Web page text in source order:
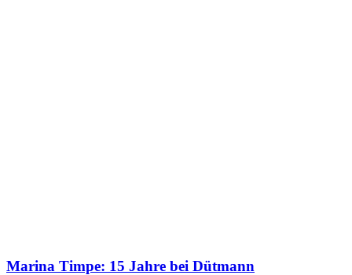
Marina Timpe: 15 Jahre bei Dütmann